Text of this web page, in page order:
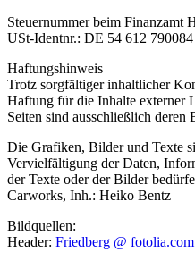
Steuernummer beim Finanzamt
USt-Identnr.: DE 54 612 790084
Haftungshinweis
Trotz sorgfältiger inhaltlicher
Haftung für die Inhalte externer
Seiten sind ausschließlich deren
Die Grafiken, Bilder und Texte
Vervielfältigung der Daten,
der Texte oder der Bilder
Carworks, Inh.: Heiko Bentz
Bildquellen:
Header: Friedberg @ fotolia.com